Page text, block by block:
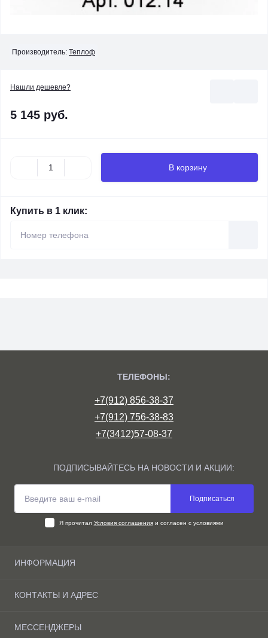
Производитель: Теплоф
Нашли дешевле?
5 145 руб.
В корзину
Купить в 1 клик:
ТЕЛЕФОНЫ:
+7(912) 856-38-37
+7(912) 756-38-83
+7(3412)57-08-37
ПОДПИСЫВАЙТЕСЬ НА НОВОСТИ И АКЦИИ:
Подписаться
Я прочитал Условия соглашенияи согласен с условиями
ИНФОРМАЦИЯ
Доставка и оплата Ижевске
Связаться с нами
КОНТАКТЫ И АДРЕС
МЕССЕНДЖЕРЫ